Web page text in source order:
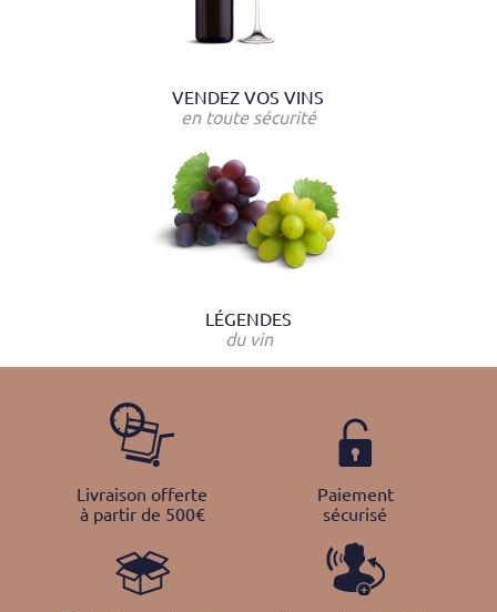
VENDEZ VOS VINS
en toute sécurité
LÉGENDES
du vin
Livraison offerte
à partir de 500€
Paiement
sécurisé